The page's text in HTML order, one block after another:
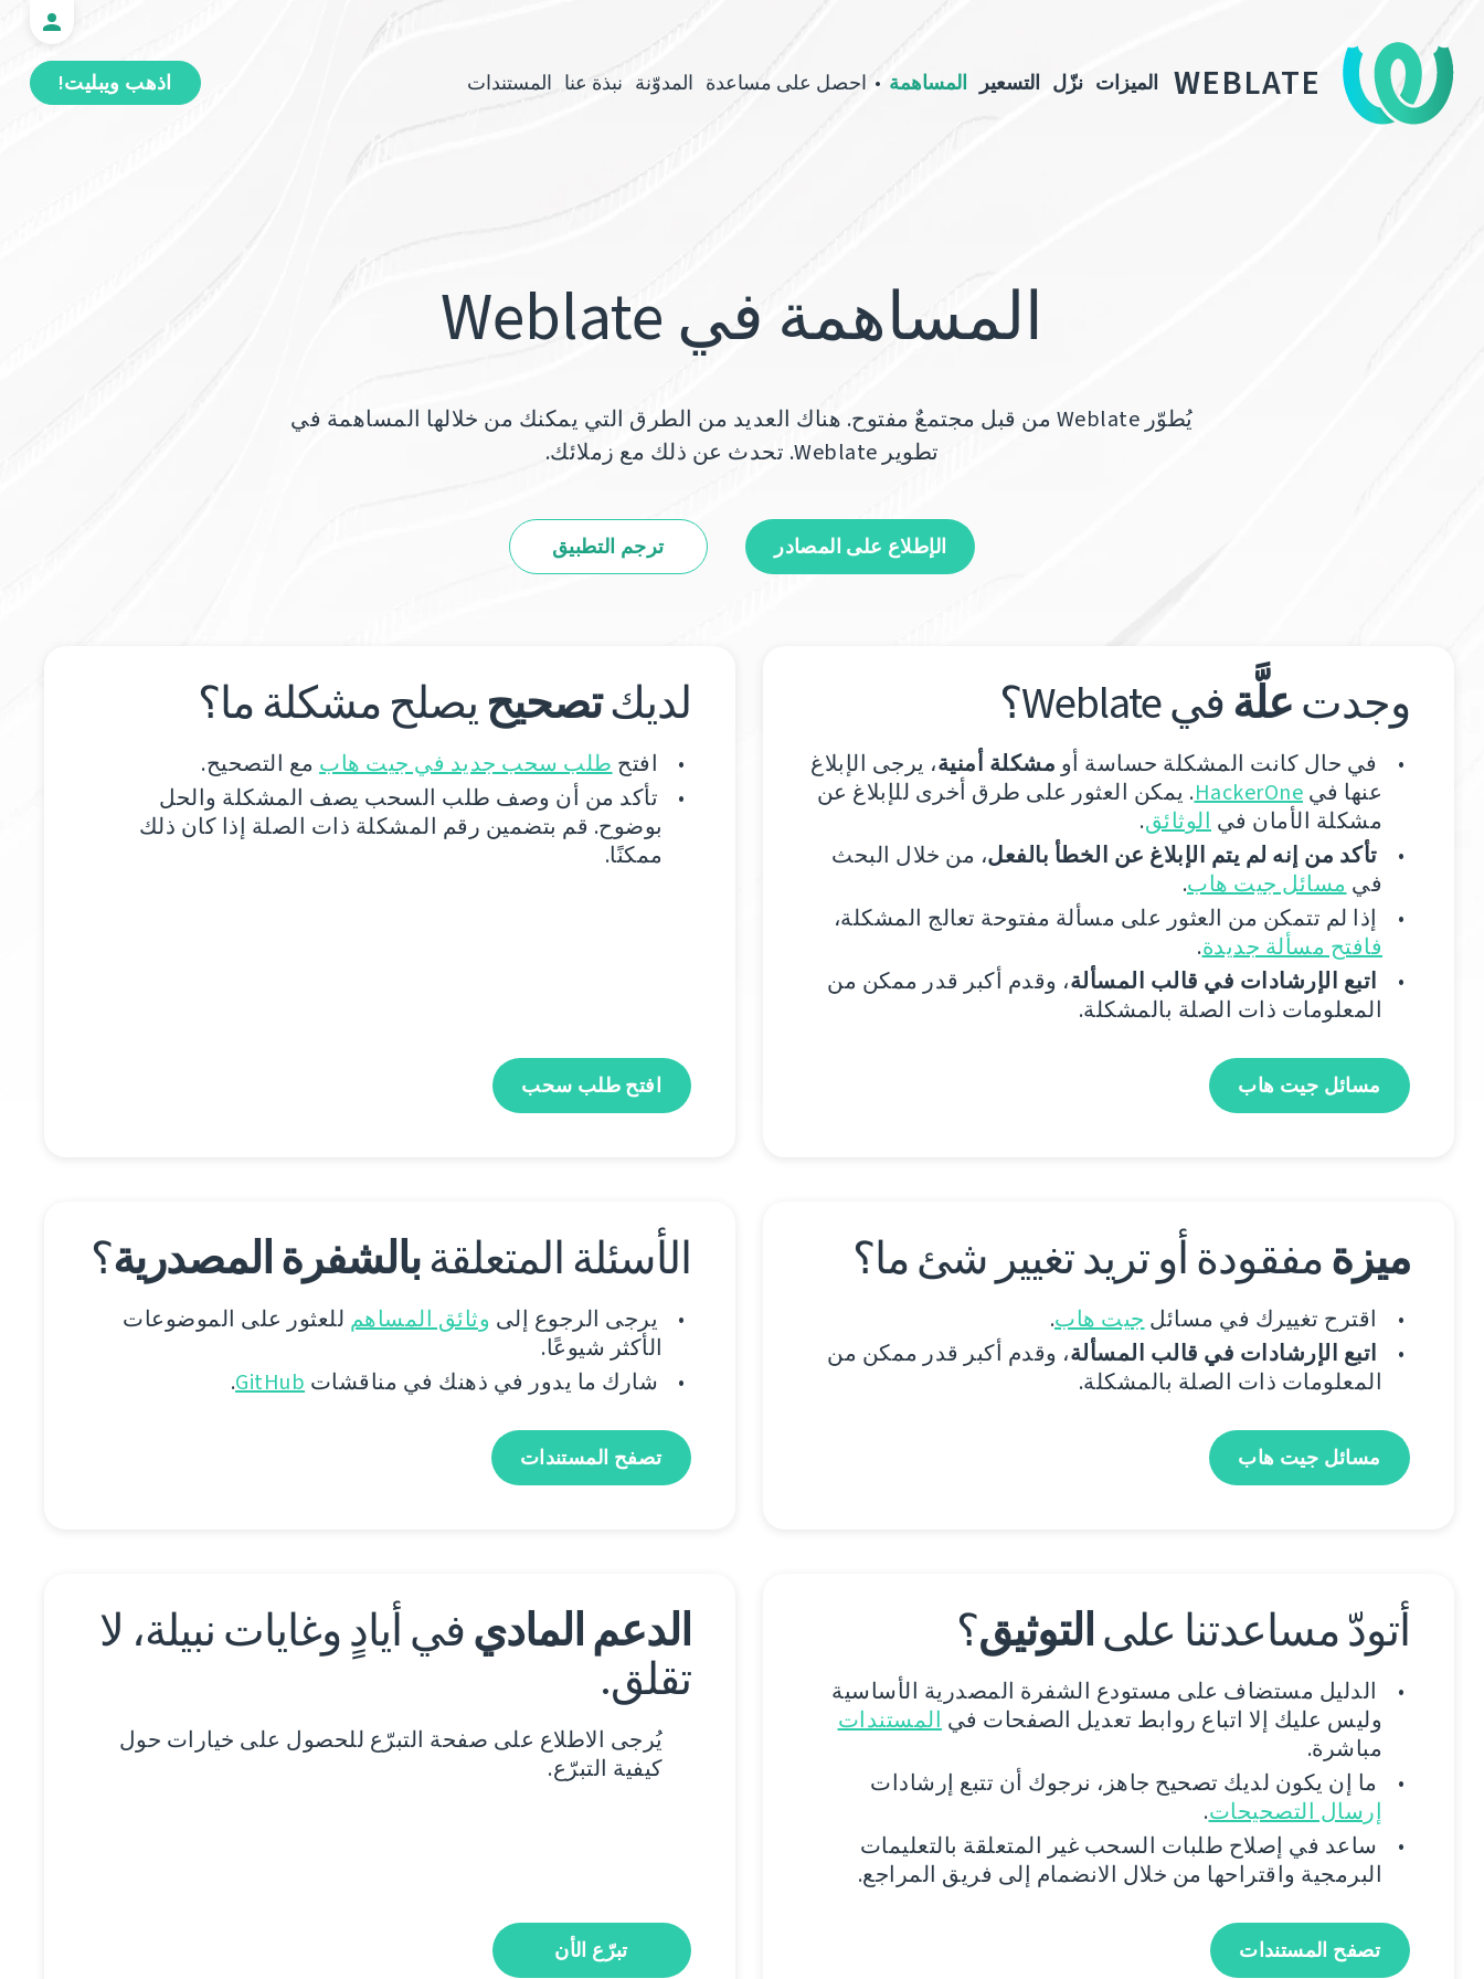
WEBLATE اذهب ويبليت! الميزات نزّل التسعير المساهمة احصل على مساعدة المدوّنة نبذة عنا المستندات
المساهمة في Weblate
يُطوّر Weblate من قبل مجتمعٌ مفتوح. هناك العديد من الطرق التي يمكنك من خلالها المساهمة في
تطوير Weblate. تحدث عن ذلك مع زملائك.
الإطلاع على المصادر ترجم التطبيق
وجدتعلَّةفي Weblate؟
في حال كانت المشكلة حساسة أو مشكلة أمنية، يرجى الإبلاغ
عنها في HackerOne. يمكن العثور على طرق أخرى للإبلاغ عن
مشكلة الأمان في الوثائق.
تأكد من إنه لم يتم الإبلاغ عن الخطأ بالفعل، من خلال البحث
في مسائل جيت هاب.
إذا لم تتمكن من العثور على مسألة مفتوحة تعالج المشكلة،
فافتح مسألة جديدة.
اتبع الإرشادات في قالب المسألة، وقدم أكبر قدر ممكن من
المعلومات ذات الصلة بالمشكلة.
مسائل جيت هاب
لديكتصحيح يصلح مشكلة ما؟
افتح طلب سحب جديد في جيت هاب مع التصحيح.
تأكد من أن وصف طلب السحب يصف المشكلة والحل
بوضوح. قم بتضمين رقم المشكلة ذات الصلة إذا كان ذلك
ممكنًا.
افتح طلب سحب
ميزةمفقودة أو تريد تغيير شئ ما؟
اقترح تغييرك في مسائل جيت هاب.
اتبع الإرشادات في قالب المسألة، وقدم أكبر قدر ممكن من
المعلومات ذات الصلة بالمشكلة.
مسائل جيت هاب
الأسئلة المتعلقةبالشفرة المصدرية؟
يرجى الرجوع إلى وثائق المساهم للعثور على الموضوعات
الأكثر شيوعًا.
شارك ما يدور في ذهنك في مناقشات GitHub
.
تصفح المستندات
أتودّ مساعدتنا علىالتوثيق؟
الدليل مستضاف على مستودع الشفرة المصدرية الأساسية
وليس عليك إلا اتباع روابط تعديل الصفحات في المستندات
مباشرة.
ما إن يكون لديك تصحيح جاهز، نرجوك أن تتبع إرشادات
إرسال التصحيحات.
ساعد في إصلاح طلبات السحب غير المتعلقة بالتعليمات
البرمجية واقتراحها من خلال الانضمام إلى فريق المراجع.
تصفح المستندات
الدعم الماديفي أيادٍ وغايات نبيلة، لا
تقلق.
يُرجى الاطلاع على صفحة التبرّع للحصول على خيارات حول
كيفية التبرّع.
تبرّع الأن